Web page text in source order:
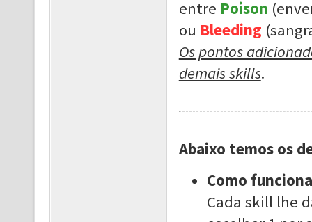
entre Poison
ou Bleeding
Os pontos
demais skills.
Abaixo temos os
Como
Cada skill lhe